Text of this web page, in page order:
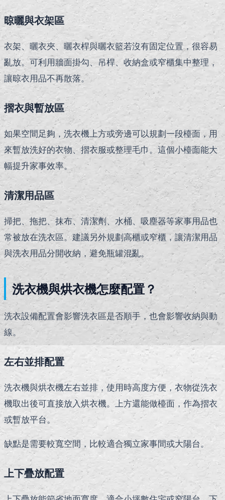
晾曬與衣架區
衣架、曬衣夾、曬衣桿與曬衣籃若沒有固定位置，很容易
亂放。可利用牆面掛勾、吊桿、收納盒或窄櫃集中整理，
讓晾衣用品不再散落。
摺衣與暫放區
如果空間足夠，洗衣機上方或旁邊可以規劃一段檯面，用
來暫放洗好的衣物、摺衣服或整理毛巾。這個小檯面能大
幅提升家事效率。
清潔用品區
掃把、拖把、抹布、清潔劑、水桶、吸塵器等家事用品也
常被放在洗衣區。建議另外規劃高櫃或窄櫃，讓清潔用品
與洗衣用品分開收納，避免瓶罐混亂。
洗衣機與烘衣機怎麼配置？
洗衣設備配置會影響洗衣區是否順手，也會影響收納與動
線。
左右並排配置
洗衣機與烘衣機左右並排，使用時高度方便，衣物從洗衣
機取出後可直接放入烘衣機。上方還能做檯面，作為摺衣
或暫放平台。
缺點是需要較寬空間，比較適合獨立家事間或大陽台。
上下疊放配置